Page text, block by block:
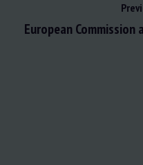
European